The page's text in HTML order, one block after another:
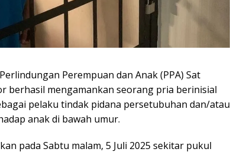
Perempuan dan Anak (PPA) Sat
berhasil mengamankan seorang pria berinisial
pelaku tindak pidana persetubuhan dan/atau
anak di bawah umur.
pada Sabtu malam, 5 Juli 2025 sekitar pukul